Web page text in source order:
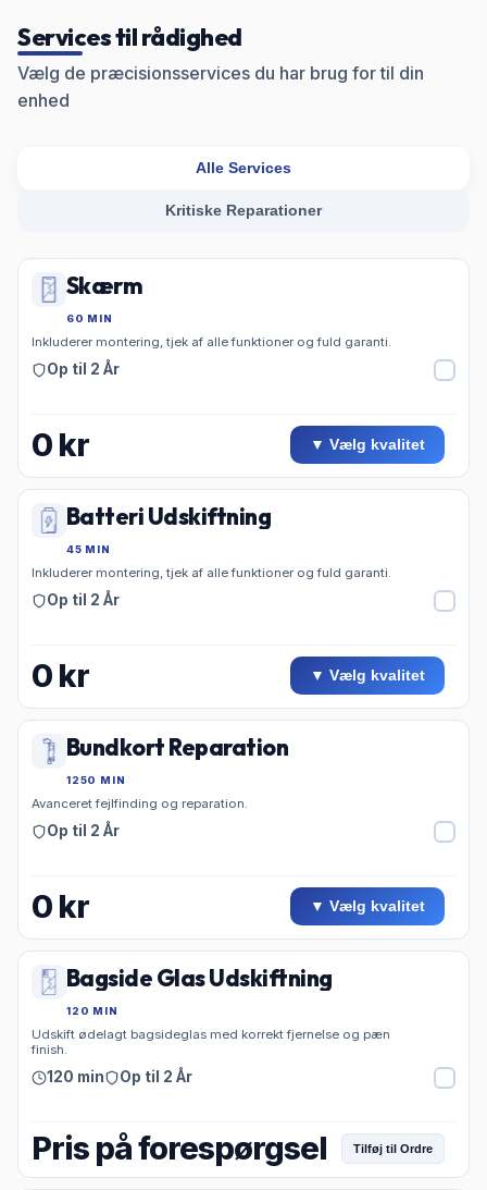
Services til rådighed
Vælg de præcisionsservices du har brug for til din
enhed
Alle Services
Kritiske Reparationer
Skærm
60 MIN
Inkluderer montering, tjek af alle funktioner og fuld garanti.
Op til 2 År
0 kr ▼ Vælg kvalitet
Batteri Udskiftning
45 MIN
Inkluderer montering, tjek af alle funktioner og fuld garanti.
Op til 2 År
0 kr ▼ Vælg kvalitet
Bundkort Reparation
1250 MIN
Avanceret fejlfinding og reparation.
Op til 2 År
0 kr ▼ Vælg kvalitet
Bagside Glas Udskiftning
120 MIN
Udskift ødelagt bagsideglas med korrekt fjernelse og pæn
finish.
120 min Op til 2 År
Pris på forespørgsel Tilføj til Ordre